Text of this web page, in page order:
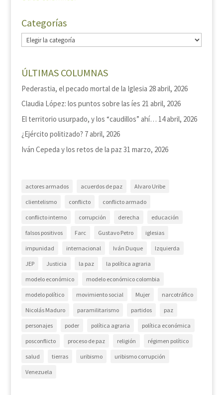
Categorías
Categorías
ÚLTIMAS COLUMNAS
Pederastia, el pecado mortal de la Iglesia 28 abril, 2026
Claudia López: los puntos sobre las íes 21 abril, 2026
El territorio usurpado, y los “caudillos” ahí… 14 abril, 2026
¿Ejército politizado? 7 abril, 2026
Iván Cepeda y los retos de la paz 31 marzo, 2026
actores armados acuerdos de paz Alvaro Uribe
clientelismo conflicto conflicto armado
conflicto interno corrupción derecha educación
falsos positivos Farc Gustavo Petro iglesias
impunidad internacional Iván Duque Izquierda
JEP Justicia la paz la política agraria
modelo económico modelo económico colombia
modelo político movimiento social Mujer narcotráfico
Nicolás Maduro paramilitarismo partidos paz
personajes poder política agraria política económica
posconflicto proceso de paz religión régimen político
salud tierras uribismo uribismo corrupción
Venezuela